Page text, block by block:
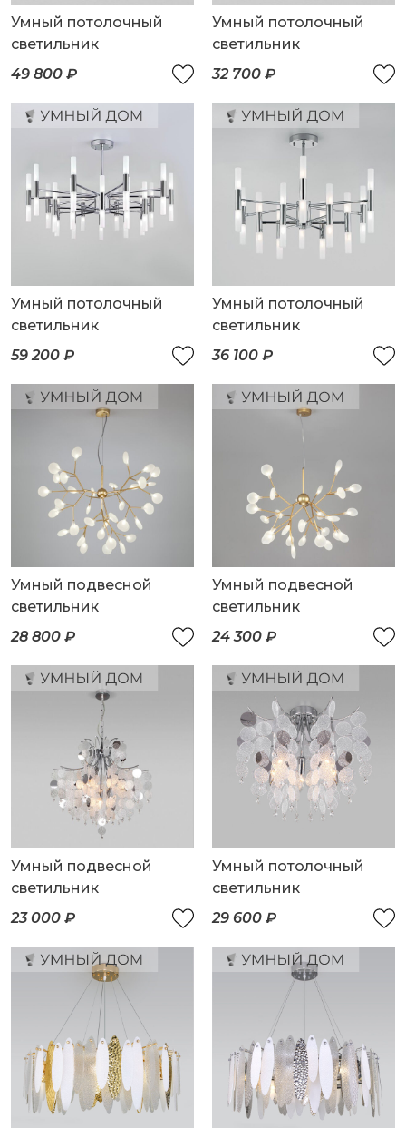
Умный потолочный
светильник
49 800 ₽
Умный потолочный
светильник
32 700 ₽
Умный потолочный
светильник
59 200 ₽
Умный потолочный
светильник
36 100 ₽
Умный подвесной
светильник
28 800 ₽
Умный подвесной
светильник
24 300 ₽
Умный подвесной
светильник
23 000 ₽
Умный потолочный
светильник
29 600 ₽